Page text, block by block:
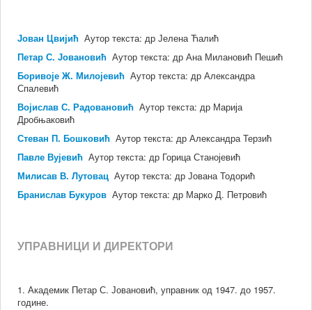
Јован Цвијић Аутор текста: др Јелена Ћалић
Петар С. Јовановић Аутор текста: др Ана Милановић Пешић
Боривоје Ж. Милојевић Аутор текста: др Александра
Спалевић
Војислав С. Радовановић Аутор текста: др Марија
Дробњаковић
Стеван П. Бошковић Аутор текста: др Александра Терзић
Павле Вујевић Аутор текста: др Горица Станојевић
Милисав В. Лутовац Аутор текста: др Јована Тодорић
Бранислав Букуров Аутор текста: др Марко Д. Петровић
УПРАВНИЦИ И ДИРЕКТОРИ
1. Академик Петар С. Јовановић, управник од 1947. до 1957.
године.